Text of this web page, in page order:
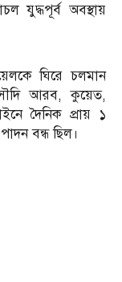
যুদ্ধপূর্ব অবস্থায়
ঘিরে চলমান
আরব, কুয়েত,
দৈনিক প্রায় ১
বন্ধ ছিল।